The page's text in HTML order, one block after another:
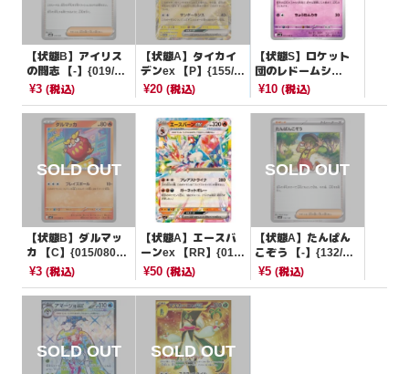
【状態B】アイリス
の闘志 【-】{019/02
1}[MBG]
¥3 (税込)
【状態A】タイカイ
デンex 【P】{155/S
V-P}[PROMO]
¥20(税込)
【状態S】ロケット
団のレドームシ
【C】{043/098}[SV
¥10 (税込)
【状態B】ダルマッ
カ 【C】{015/080}
[M2]
¥3 (税込)
【状態A】エースバ
ーンex 【RR】{018/
102}[SV7]
¥50(税込)
【状態A】たんぱん
こぞう 【-】{132/13
9}[SVD]
¥5 (税込)